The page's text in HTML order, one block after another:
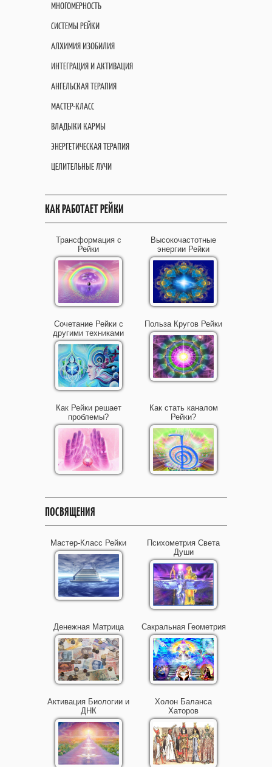
МНОГОМЕРНОСТЬ
СИСТЕМЫ РЕЙКИ
АЛХИМИЯ ИЗОБИЛИЯ
ИНТЕГРАЦИЯ И АКТИВАЦИЯ
АНГЕЛЬСКАЯ ТЕРАПИЯ
МАСТЕР-КЛАСС
ВЛАДЫКИ КАРМЫ
ЭНЕРГЕТИЧЕСКАЯ ТЕРАПИЯ
ЦЕЛИТЕЛЬНЫЕ ЛУЧИ
КАК РАБОТАЕТ РЕЙКИ
Трансформация с
Рейки
Высокочастотные
энергии Рейки
Сочетание Рейки с
другими техниками
Польза Кругов Рейки
Как Рейки решает
проблемы?
Как стать каналом
Рейки?
ПОСВЯЩЕНИЯ
Мастер-Класс Рейки
Психометрия Света
Души
Денежная Матрица Сакральная Геометрия
Активация Биологии и
ДНК
Холон Баланса
Хаторов